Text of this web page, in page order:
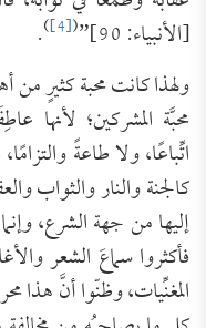
[الأنبياء: 90]” (
[4]
)
.
ولهذا كانت محبة كثيرٍ
محبَّة المشركين؛ لأنها
اتِّباعًا، ولا طاعةً
كالجنة والنار والثواب
إليها من جهة الشرع،
فأكثروا سماعَ الشعر
المغنِّيات، وظنّوا أنَّ هذا